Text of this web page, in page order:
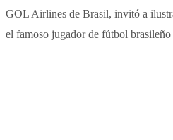
GOL Airlines de Brasil, invitó a
el famoso jugador de fútbol